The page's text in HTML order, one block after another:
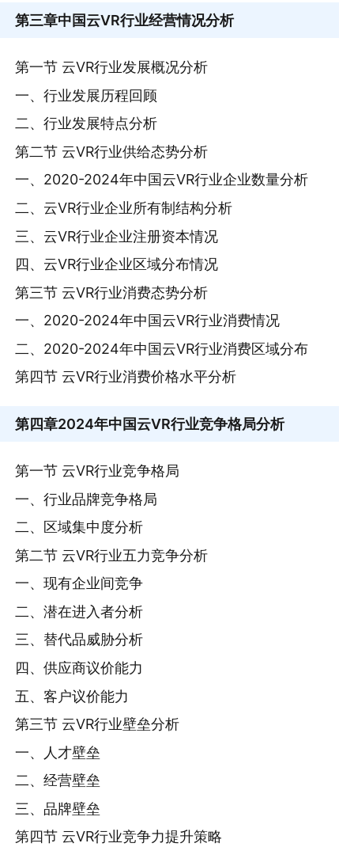
第三章中国云VR行业经营情况分析
第一节 云VR行业发展概况分析
一、行业发展历程回顾
二、行业发展特点分析
第二节 云VR行业供给态势分析
一、2020-2024年中国云VR行业企业数量分析
二、云VR行业企业所有制结构分析
三、云VR行业企业注册资本情况
四、云VR行业企业区域分布情况
第三节 云VR行业消费态势分析
一、2020-2024年中国云VR行业消费情况
二、2020-2024年中国云VR行业消费区域分布
第四节 云VR行业消费价格水平分析
第四章2024年中国云VR行业竞争格局分析
第一节 云VR行业竞争格局
一、行业品牌竞争格局
二、区域集中度分析
第二节 云VR行业五力竞争分析
一、现有企业间竞争
二、潜在进入者分析
三、替代品威胁分析
四、供应商议价能力
五、客户议价能力
第三节 云VR行业壁垒分析
一、人才壁垒
二、经营壁垒
三、品牌壁垒
第四节 云VR行业竞争力提升策略